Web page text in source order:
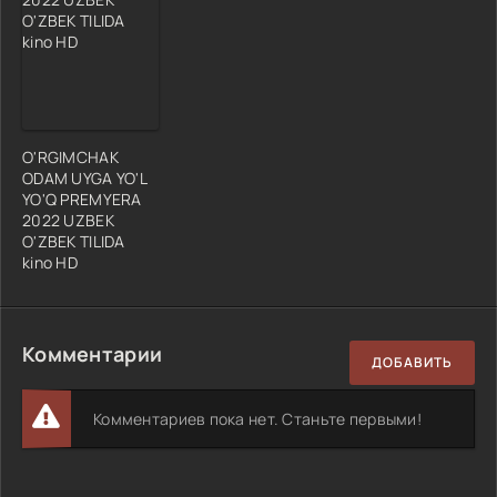
O'RGIMCHAK
ODAM UYGA YO'L
YO'Q PREMYERA
2022 UZBEK
O'ZBEK TILIDA
kino HD
Комментарии ДОБАВИТЬ
Комментариев пока нет. Станьте первыми!